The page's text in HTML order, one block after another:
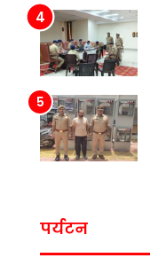
पर्यटन